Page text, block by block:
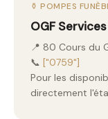
⚱️ POMPES
OGF
📍 80 Cours du
📞 ["0759"]
Pour les
directement